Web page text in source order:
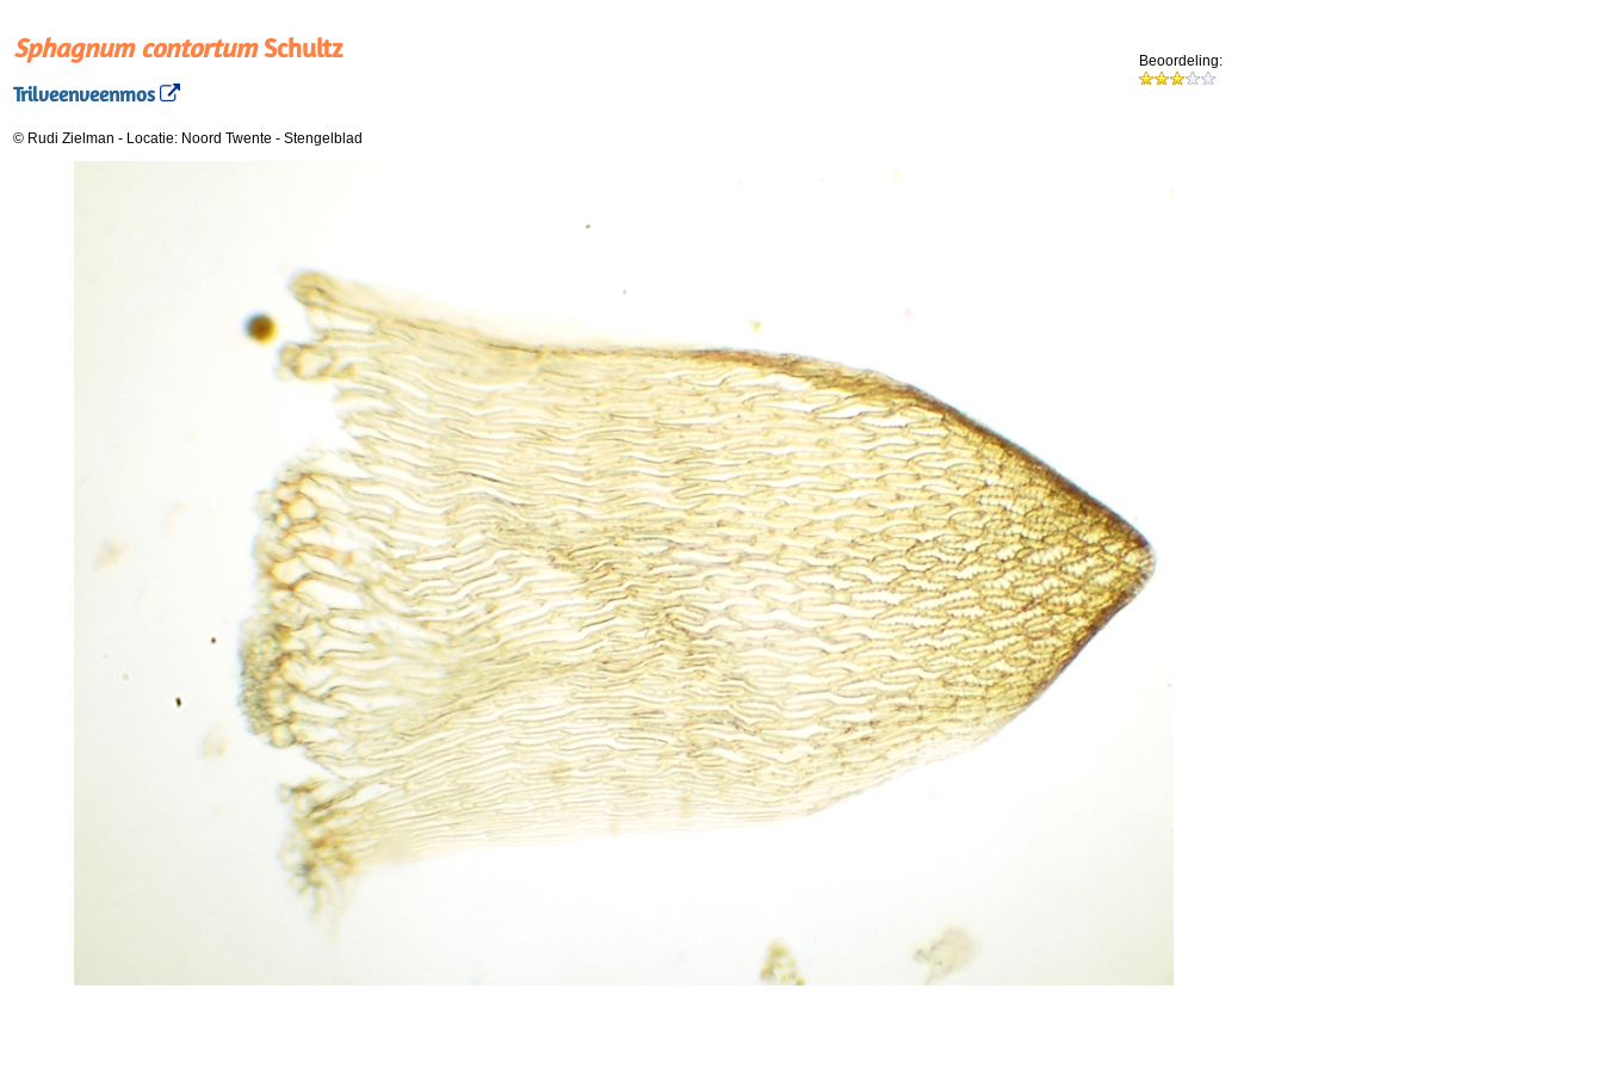
Sphagnum contortumSchultz
Trilveenveenmos
Beoordeling:
© Rudi Zielman - Locatie: Noord Twente - Stengelblad